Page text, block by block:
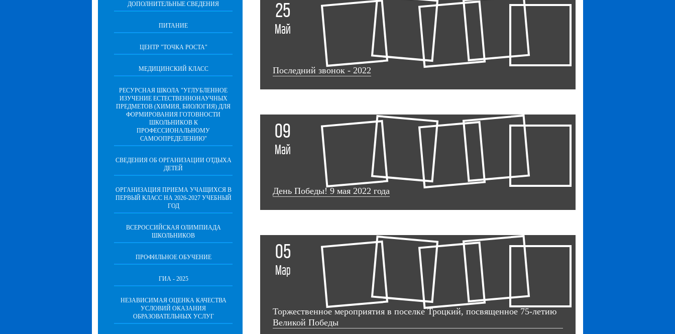
25
Май
Последний звонок - 2022
09
Май
День Победы! 9 мая 2022 года
05
Мар
Торжественное мероприятия в поселке Троцкий, посвященное 75-летию
Великой Победы
ДОПОЛНИТЕЛЬНЫЕ СВЕДЕНИЯ
ПИТАНИЕ
ЦЕНТР "ТОЧКА РОСТА"
МЕДИЦИНСКИЙ КЛАСС
РЕСУРСНАЯ ШКОЛА "УГЛУБЛЕННОЕ
ИЗУЧЕНИЕ ЕСТЕСТВЕННОНАУЧНЫХ
ПРЕДМЕТОВ (ХИМИЯ, БИОЛОГИЯ) ДЛЯ
ФОРМИРОВАНИЯ ГОТОВНОСТИ
ШКОЛЬНИКОВ К
ПРОФЕССИОНАЛЬНОМУ
САМООПРЕДЕЛЕНИЮ"
СВЕДЕНИЯ ОБ ОРГАНИЗАЦИИ ОТДЫХА
ДЕТЕЙ
ОРГАНИЗАЦИЯ ПРИЕМА УЧАЩИХСЯ В
ПЕРВЫЙ КЛАСС НА 2026-2027 УЧЕБНЫЙ
ГОД
ВСЕРОССИЙСКАЯ ОЛИМПИАДА
ШКОЛЬНИКОВ
ПРОФИЛЬНОЕ ОБУЧЕНИЕ
ГИА - 2025
НЕЗАВИСИМАЯ ОЦЕНКА КАЧЕСТВА
УСЛОВИЙ ОКАЗАНИЯ
ОБРАЗОВАТЕЛЬНЫХ УСЛУГ